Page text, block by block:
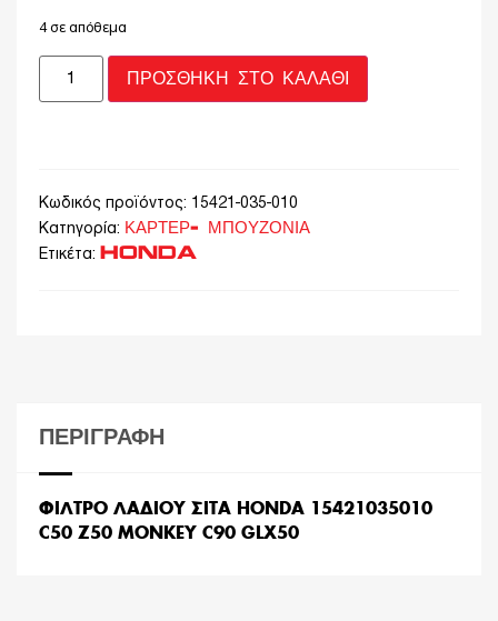
4 σε απόθεμα
ΠΡΟΣΘΉΚΗ ΣΤΟ ΚΑΛΆΘΙ
Κωδικός προϊόντος: 15421-035-010
Κατηγορία: ΚΑΡΤΕΡ- ΜΠΟΥΖΟΝΙΑ
Ετικέτα: HONDA
ΠΕΡΙΓΡΑΦΉ
ΦΙΛΤΡΟ ΛΑΔΙΟΥ ΣΙΤΑ HONDA 15421035010
C50 Z50 MONKEY C90 GLX50